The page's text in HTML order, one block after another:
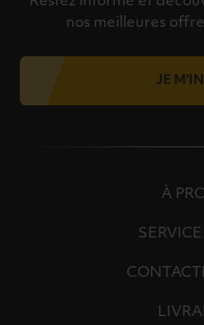
nos meilleures
JE
À
SERVICE